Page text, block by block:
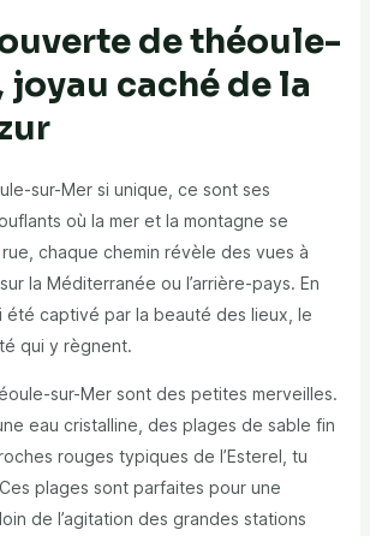
de théoule-
joyau caché de la
sur-Mer si unique, ce sont ses
où la mer et la montagne se
chaque chemin révèle des vues à
la Méditerranée ou l’arrière-pays. En
été captivé par la beauté des lieux, le
qui y règnent.
sur-Mer sont des petites merveilles.
eau cristalline, des plages de sable fin
rouges typiques de l’Esterel, tu
plages sont parfaites pour une
de l’agitation des grandes stations